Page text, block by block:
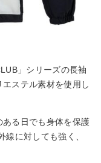
」シリーズの長袖
ステル素材を使用し
る日でも身体を保護
に対しても強く、